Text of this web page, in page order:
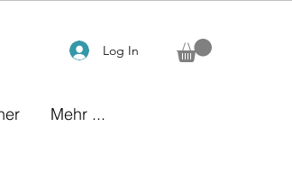
Log In
Mehr ...